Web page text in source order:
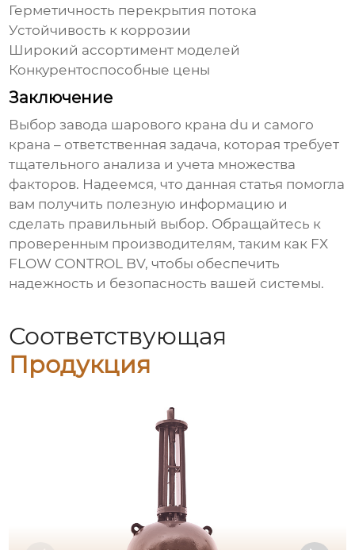
Герметичность перекрытия потока
Устойчивость к коррозии
Широкий ассортимент моделей
Конкурентоспособные цены
Заключение
Выборзавода шарового крана du и самого
крана – ответственная задача, которая требует
тщательного анализа и учета множества
факторов. Надеемся, что данная статья помогла
вам получить полезную информацию и
сделать правильный выбор. Обращайтесь к
проверенным производителям, таким как FX
FLOW CONTROL BV, чтобы обеспечить
надежность и безопасность вашей системы.
Соответствующая
Продукция